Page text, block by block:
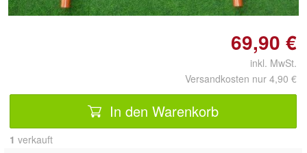
69,90 €
inkl. MwSt.
Versandkosten nur 4,90 €
In den Warenkorb
1 verkauft